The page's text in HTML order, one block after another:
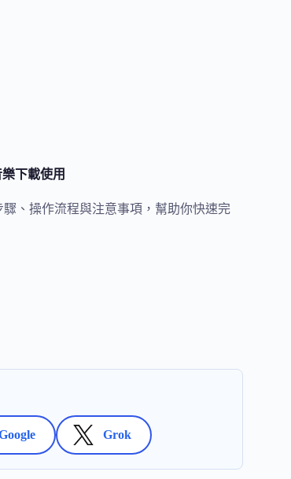
下載使用
、操作流程與注意事項，幫助你快速完
Grok